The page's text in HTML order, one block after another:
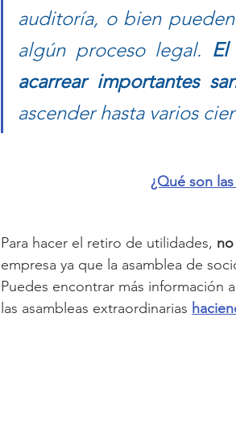
auditoría, o bien
algún proceso legal.
acarrear importantes
ascender hasta varios
¿Qué son
Para hacer el retiro de utilidades,
empresa ya que la asamblea de
Puedes encontrar más información
las asambleas extraordinarias